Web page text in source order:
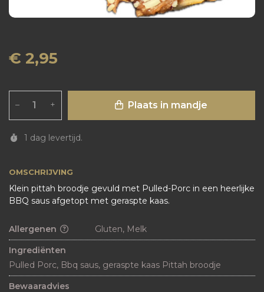
OMSCHRIJVING
Klein pittah broodje gevuld met Pulled-Porc in een heerlijke
BBQ saus afgetopt met geraspte kaas.
€ 2,95
– + Plaats in mandje
1 dag levertijd.
Allergenen
Gluten, Melk
Ingrediënten
Pulled Porc, Bbq saus, geraspte kaas Pittah broodje
Bewaaradvies